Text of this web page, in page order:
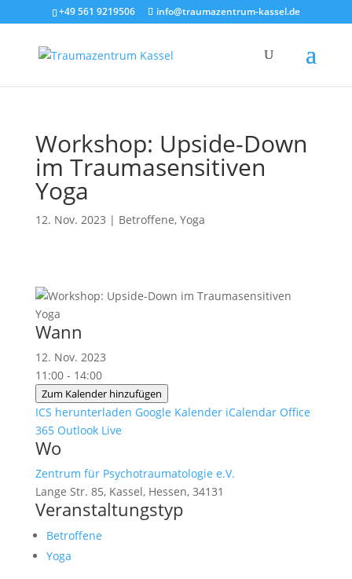
+49 561 9219506 info@traumazentrum-kassel.de
Workshop: Upside-Down
im Traumasensitiven
Yoga
12. Nov. 2023 | Betroffene, Yoga
Wann
12. Nov. 2023
11:00 - 14:00
Zum Kalender hinzufügen
ICS herunterladen Google Kalender iCalendar Office
365 Outlook Live
Wo
Zentrum für Psychotraumatologie e.V.
Lange Str. 85, Kassel, Hessen, 34131
Veranstaltungstyp
Betroffene
Yoga